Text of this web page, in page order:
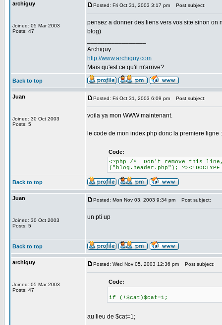
archiguy
Joined: 05 Mar 2003
Posts: 47
Posted: Fri Oct 31, 2003 3:17 pm Post subject:
pensez a donner des liens vers vos site sinon on
blog)
Archiguy
http://www.archiguy.com
Mais qu'est ce qu'il m'arrive?
Back to top
Juan
Joined: 30 Oct 2003
Posts: 5
Posted: Fri Oct 31, 2003 6:09 pm Post subject:
voila ya mon WWW maintenant.
le code de mon index.php donc la premiere ligne :
Code:
<?php /* Don't remove this
("blog.header.php");
Back to top
Juan
Joined: 30 Oct 2003
Posts: 5
Posted: Mon Nov 03, 2003 9:34 pm Post subject:
un pti up
Back to top
archiguy
Joined: 05 Mar 2003
Posts: 47
Posted: Wed Nov 05, 2003 12:36 pm Post subject:
Code:
if (!$cat)$cat=1;
au lieu de $cat=1;